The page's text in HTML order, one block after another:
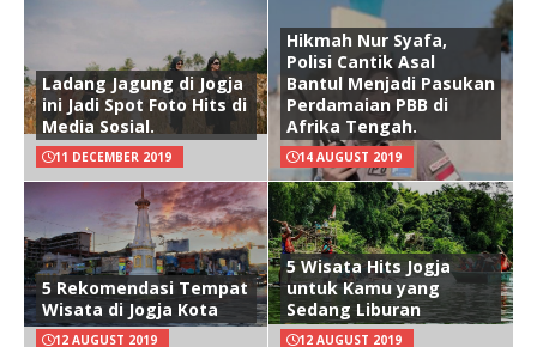
Ladang Jagung di Jogja
ini Jadi Spot Foto Hits di
Media Sosial.
11 DECEMBER 2019
Hikmah Nur Syafa,
Polisi Cantik Asal
Bantul Menjadi Pasukan
Perdamaian PBB di
Afrika Tengah.
14 AUGUST 2019
5 Rekomendasi Tempat
Wisata di Jogja Kota
12 AUGUST 2019
5 Wisata Hits Jogja
untuk Kamu yang
Sedang Liburan
12 AUGUST 2019